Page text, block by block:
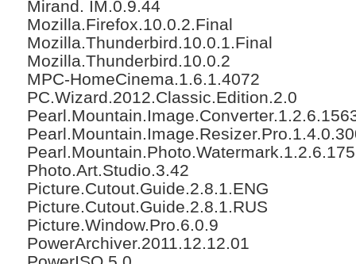
Mirand. IM.0.9.44
Mozilla.Firefox.10.0.2.Final
Mozilla.Thunderbird.10.0.1.Final
Mozilla.Thunderbird.10.0.2
MPC-HomeCinema.1.6.1.4072
PC.Wizard.2012.Classic.Edition.2.0
Photo.Art.Studio.3.42
Picture.Cutout.Guide.2.8.1.ENG
Picture.Cutout.Guide.2.8.1.RUS
Picture.Window.Pro.6.0.9
PowerArchiver.2011.12.12.01